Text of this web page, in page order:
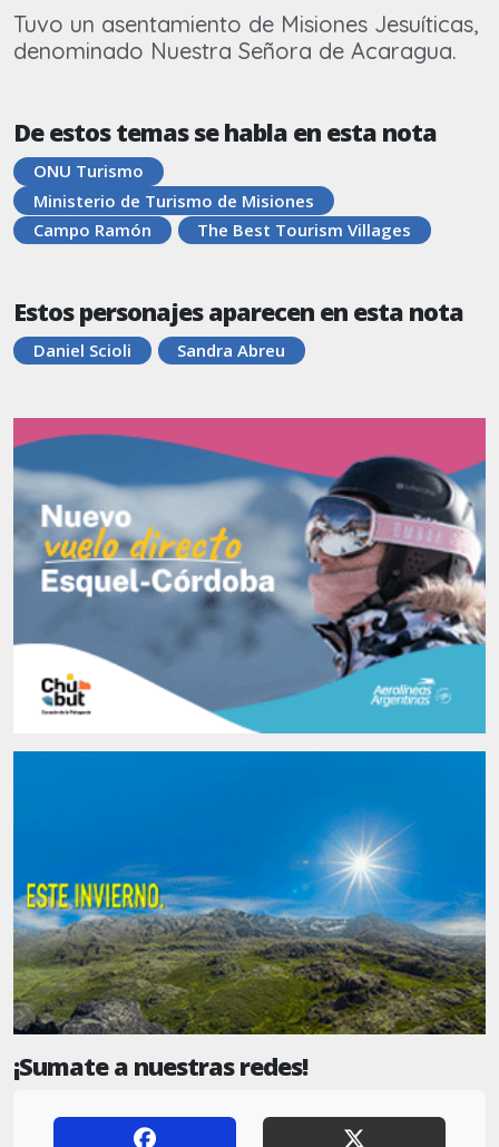
Tuvo un asentamiento de Misiones Jesuíticas,
denominado Nuestra Señora de Acaragua.
De estos temas se habla en esta nota
ONU Turismo
Ministerio de Turismo de Misiones
Campo Ramón
The Best Tourism Villages
Estos personajes aparecen en esta nota
Daniel Scioli Sandra Abreu
¡Sumate a nuestras redes!